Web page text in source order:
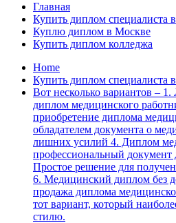
Главная
Купить диплом специалиста
Куплю диплом в Москве
Купить диплом колледжа
Home
Купить диплом специалиста
Вот несколько вариантов –
диплом медицинского
приобретение диплома
обладателем документа о
лишних усилий 4. Диплом
профессиональный документ
Простое решение для
6. Медицинский диплом без
продажа диплома
тот вариант, который
стилю.